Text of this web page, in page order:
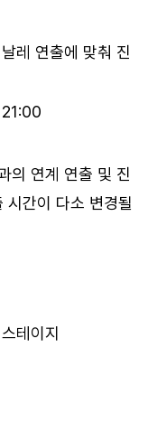
레 연출에 맞춰 진
의 연계 연출 및 진
시간이 다소 변경될
테이지